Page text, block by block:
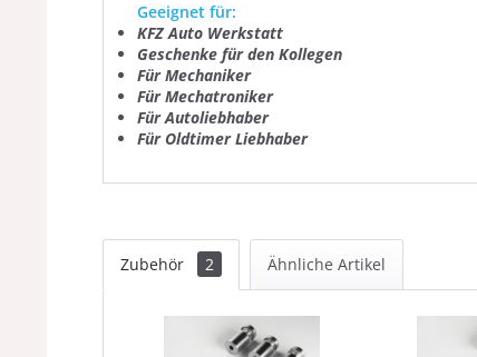
Geeignet für:
KFZ Auto Werkstatt
Geschenke für den Kollegen
Für Mechaniker
Für Mechatroniker
Für Autoliebhaber
Für Oldtimer Liebhaber
Zubehör 2 Ähnliche Artikel